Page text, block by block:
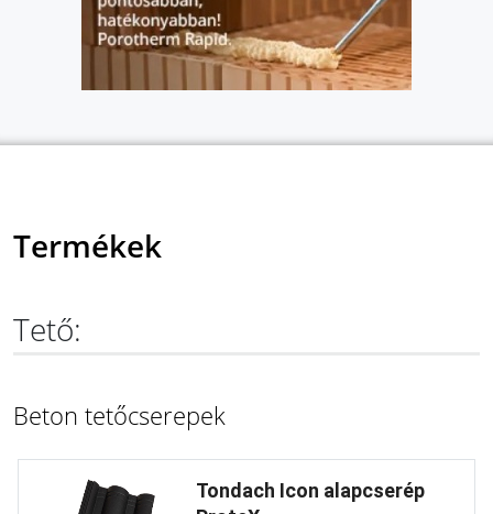
Termékek
Tető:
Beton tetőcserepek
Tondach Icon alapcserép